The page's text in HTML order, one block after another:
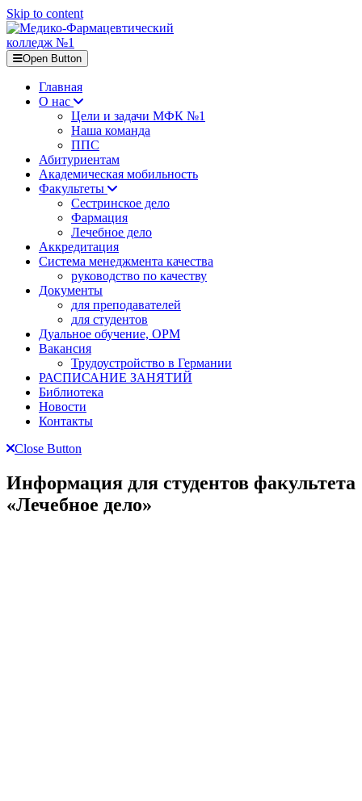
Skip to content
Open Button
Главная
О нас
Цели и задачи МФК №1
Наша команда
ППС
Абитуриентам
Академическая мобильность
Факультеты
Сестринское дело
Фармация
Лечебное дело
Аккредитация
Система менеджмента качества
руководство по качеству
Документы
для преподавателей
для студентов
Дуальное обучение, ОРМ
Вакансия
Трудоустройство в Германии
РАСПИСАНИЕ ЗАНЯТИЙ
Библиотека
Новости
Контакты
Close Button
Информация для студентов факультета
«Лечебное дело»